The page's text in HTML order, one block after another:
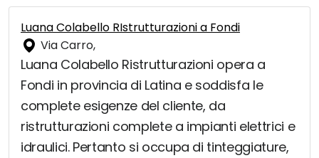
Luana Colabello RIstrutturazioni a Fondi
Via Carro,
Luana Colabello Ristrutturazioni opera a
Fondi in provincia di Latina e soddisfa le
complete esigenze del cliente, da
ristrutturazioni complete a impianti elettrici e
idraulici. Pertanto si occupa di tinteggiature,